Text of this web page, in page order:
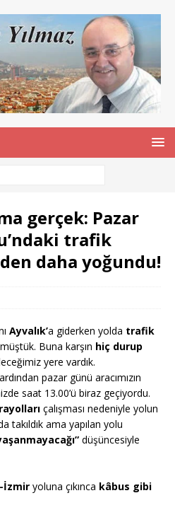
gerçek: Pazar
trafik
daha yoğundu!
Ayvalık’a giderken yolda trafik
Buna karşın hiç durup
yere vardık.
pazar günü aracımızın
saat 13.00’ü biraz geçiyordu.
çalışması nedeniyle yolun
takıldık ama yapılan yolu
düşüncesiyle
İzmir yoluna çıkınca kâbus gibi